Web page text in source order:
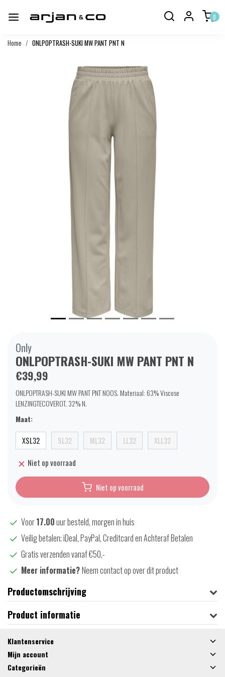
0
Home ONLPOPTRASH-SUKI MW PANT PNT N
Only
ONLPOPTRASH-SUKI MW PANT PNT N
€39,99
ONLPOPTRASH-SUKI MW PANT PNT NOOS. Materiaal: 63% Viscose
LENZINGTECOVEROT. 32% N.
Maat:
XSL32 SL32 ML32 LL32 XLL32
Niet op voorraad
Niet op voorraad
Voor17.00uur besteld, morgen in huis
Veilig betalen; iDeal, PayPal, Creditcard en Achteraf Betalen
Gratis verzenden vanaf €50,-
Meer informatie?Neem contact op over dit product
Productomschrijving
Product informatie
Klantenservice
Mijn account
Categorieën